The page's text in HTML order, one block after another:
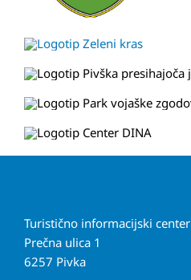
Turistično informacijski center
Prečna ulica 1
6257 Pivka